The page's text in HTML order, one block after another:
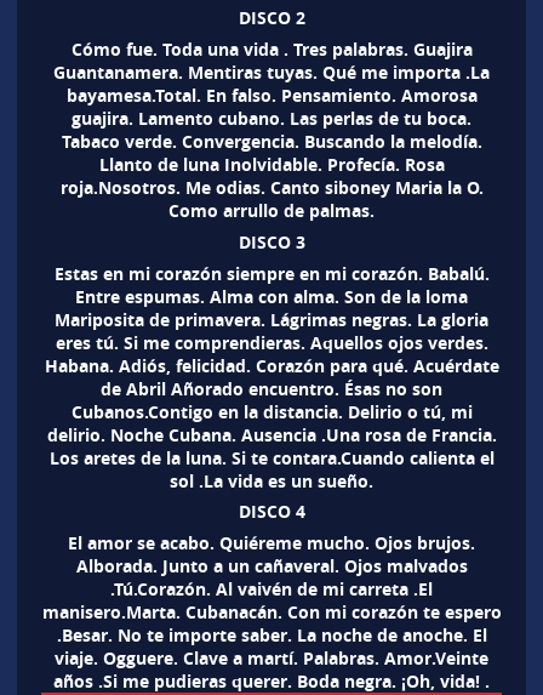
DISCO 2
Cómo fue. Toda una vida . Tres palabras. Guajira
Guantanamera. Mentiras tuyas. Qué me importa .La
bayamesa.Total. En falso. Pensamiento. Amorosa
guajira. Lamento cubano. Las perlas de tu boca.
Tabaco verde. Convergencia. Buscando la melodía.
Llanto de luna Inolvidable. Profecía. Rosa
roja.Nosotros. Me odias. Canto siboney Maria la O.
Como arrullo de palmas.
DISCO 3
Estas en mi corazón siempre en mi corazón. Babalú.
Entre espumas. Alma con alma. Son de la loma
Mariposita de primavera. Lágrimas negras. La gloria
eres tú. Si me comprendieras. Aquellos ojos verdes.
Habana. Adiós, felicidad. Corazón para qué. Acuérdate
de Abril Añorado encuentro. Ésas no son
Cubanos.Contigo en la distancia. Delirio o tú, mi
delirio. Noche Cubana. Ausencia .Una rosa de Francia.
Los aretes de la luna. Si te contara.Cuando calienta el
sol .La vida es un sueño.
DISCO 4
El amor se acabo. Quiéreme mucho. Ojos brujos.
Alborada. Junto a un cañaveral. Ojos malvados
.Tú.Corazón. Al vaivén de mi carreta .El
manisero.Marta. Cubanacán. Con mi corazón te espero
.Besar. No te importe saber. La noche de anoche. El
viaje. Ogguere. Clave a martí. Palabras. Amor.Veinte
años .Si me pudieras querer. Boda negra. ¡Oh, vida! .